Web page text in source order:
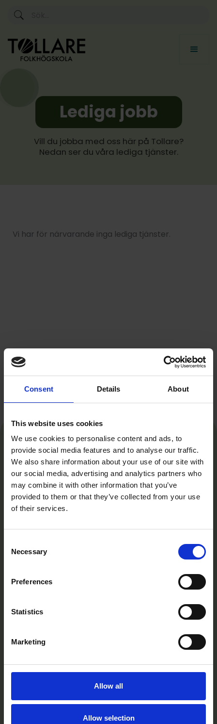
Consent Details About
This website uses cookies
We use cookies to personalise content and ads, to
provide social media features and to analyse our traffic.
We also share information about your use of our site with
our social media, advertising and analytics partners who
may combine it with other information that you’ve
provided to them or that they’ve collected from your use
of their services.
Selection
Necessary
Preferences
Statistics
Marketing
Allow all
Allow selection
Lediga jobb
Vill du jobba med oss här på Tollare?
Nedan ser du våra lediga tjänster.
Vi har för närvarande inga lediga tjänster.
Tollare Folkhögskola är mer än en skola – det är
en plats där du får utrymme att hitta ditt eget
uttryck och utveckla din potential, både
Kontakt
Kurser